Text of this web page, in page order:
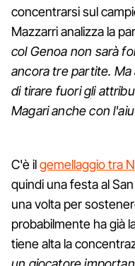
concentrarsi sul
Mazzarri analizza la
col Genoa non sarà
ancora tre partite.
di tirare fuori gli
Magari anche con
C'è ilgemellaggio tra
quindi una festa al
una volta per
probabilmente ha già
tiene alta la